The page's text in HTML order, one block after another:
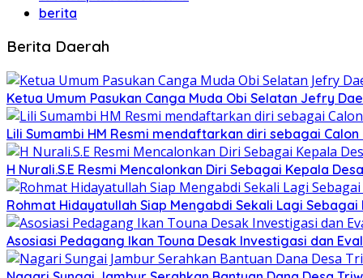
berita
Berita Daerah
Ketua Umum Pasukan Canga Muda Obi Selatan Jefry
Lili Sumambi HM Resmi mendaftarkan diri sebagai
H Nurali.S.E Resmi Mencalonkan Diri Sebagai Kepala
Rohmat Hidayatullah Siap Mengabdi Sekali Lagi
Asosiasi Pedagang Ikan Touna Desak Investigasi dan